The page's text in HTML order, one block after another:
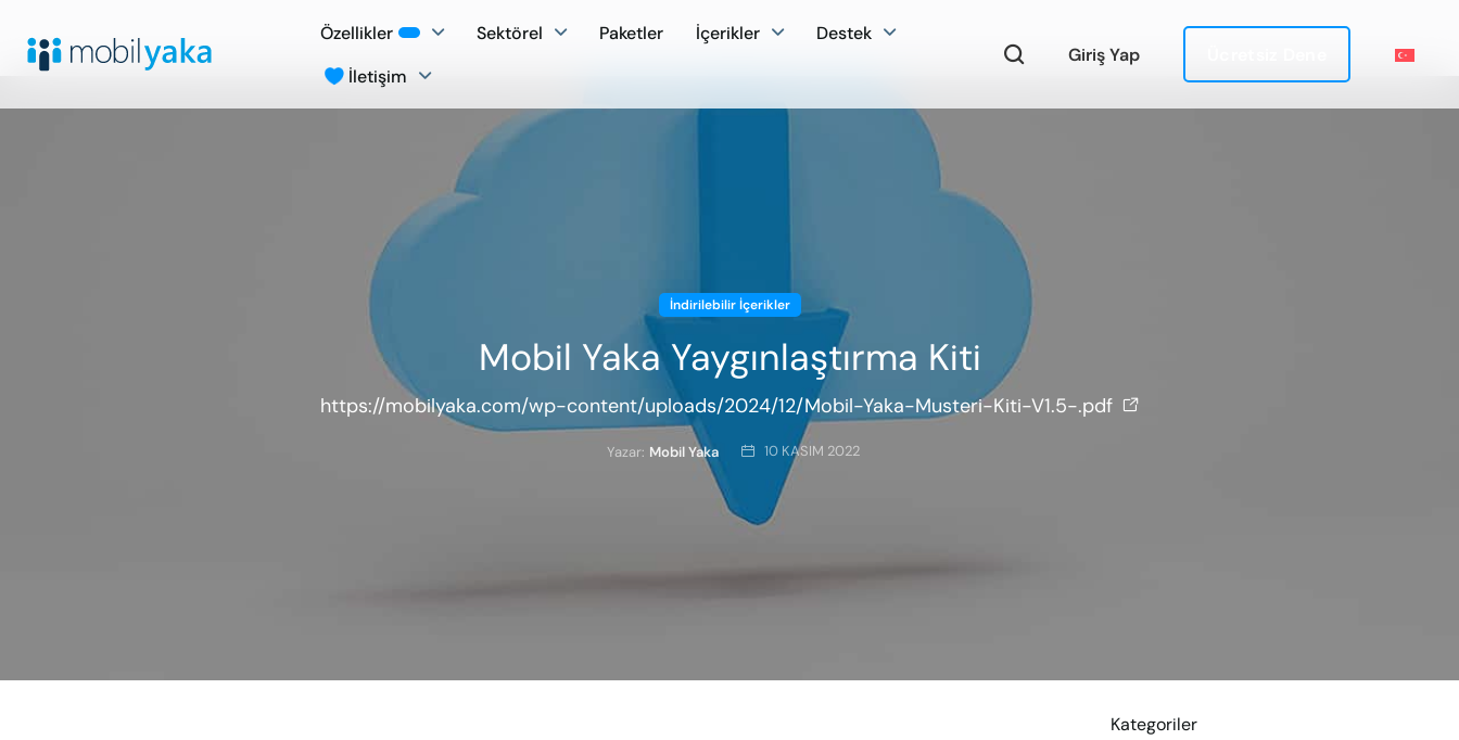
Özellikler Sektörel Paketler İçerikler
Destek
İletişim
Giriş Yap
İndirilebilir İçerikler
Mobil Yaka Yaygınlaştırma Kiti
https://mobilyaka.com/wp-content/uploads/2024/12/Mobil-Yaka-Musteri-Kiti-V1.5-.pdf
Yazar: Mobil Yaka 10 KASIM 2022
Kategoriler